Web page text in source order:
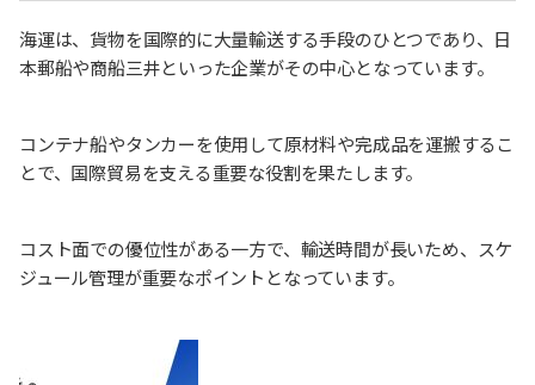
海運は、貨物を国際的に大量輸送する手段のひとつであり、日
本郵船や商船三井といった企業がその中心となっています。
コンテナ船やタンカーを使用して原材料や完成品を運搬するこ
とで、国際貿易を支える重要な役割を果たします。
コスト面での優位性がある一方で、輸送時間が長いため、スケ
ジュール管理が重要なポイントとなっています。